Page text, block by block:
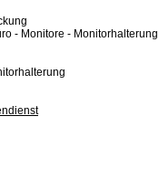
- Monitore - Monitorhalterung